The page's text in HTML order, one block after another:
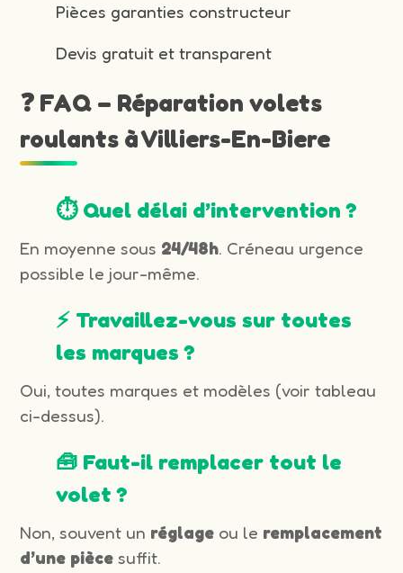
Pièces garanties constructeur
Devis gratuit et transparent
❓ FAQ – Réparation volets
roulants à Villiers-En-Biere
⏱️ Quel délai d’intervention ?
En moyenne sous 24/48h. Créneau urgence
possible le jour-même.
⚡ Travaillez-vous sur toutes
les marques ?
Oui, toutes marques et modèles (voir tableau
ci-dessus).
🧰 Faut-il remplacer tout le
volet ?
Non, souvent un réglage ou le remplacement
d’une pièce suffit.